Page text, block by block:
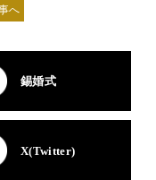
へ
錫婚式
X(Twitter)